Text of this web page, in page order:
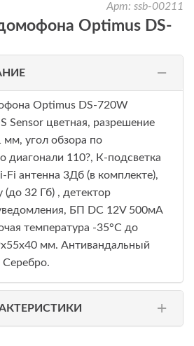
Арт: ssb-00211
Optimus DS-
Optimus DS-720W
Sensor цветная, разрешение
мм, угол обзора по
диагонали 110?, К-подсветка
антенна 3Дб (в комплекте),
(до 32 Гб) , детектор
БП DC 12V 500мА
температура -35°С до
мм. Антивандальный
Серебро.